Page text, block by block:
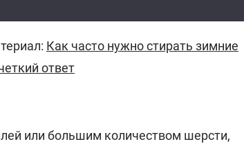
Как часто нужно стирать зимние
ответ
или большим количеством шерсти,